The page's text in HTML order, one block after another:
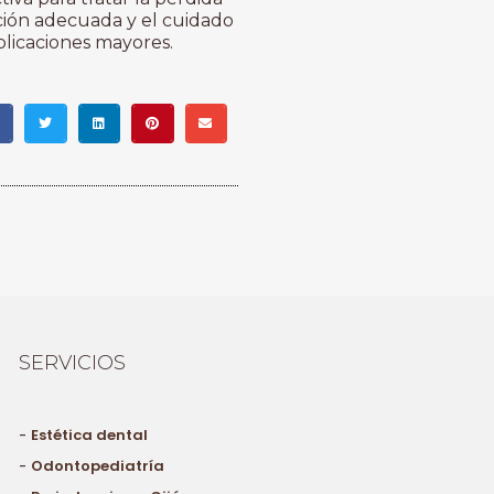
adecuada y el cuidado
mayores.
SERVICIOS
- Estética dental
- Odontopediatría